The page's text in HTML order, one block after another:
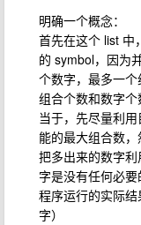
明确一个概念：
首先在这个 list 中
的 symbol，因为
个数字，最多一个
组合个数和数字
当于，先尽量利
能的最大组合数
把多出来的数字
字是没有任何必
程序运行的实际
字）